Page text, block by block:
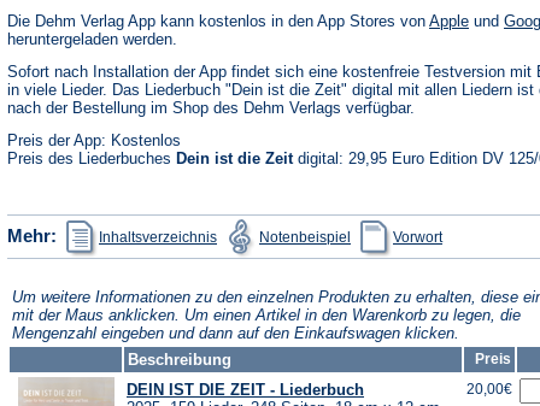
Die Dehm Verlag App kann kostenlos in den App Stores von Apple(Öffnet
neuen
Tab)
und
heruntergeladen werden.
Sofort nach Installation der App findet sich eine kostenfreie Testversion mit
in viele Lieder. Das Liederbuch "Dein ist die Zeit" digital mit allen Liedern ist
nach der Bestellung im Shop des Dehm Verlags verfügbar.
Preis der App: Kostenlos
Preis des Liederbuches Dein ist die Zeitdigital: 29,95 Euro Edition DV
Mehr: Inhaltsverzeichnis
(Öffnet
in
einem
Tab)
Notenbeispiel
(Öffnet
in
einem
Tab)
Vorwortin
einem
Tab)
Um weitere Informationen zu den einzelnen Produkten zu erhalten, diese
mit der Maus anklicken. Um einen Artikel in den Warenkorb zu legen, die
Mengenzahl eingeben und dann auf den Einkaufswagen klicken.
Beschreibung
Preis
DEIN IST DIE ZEIT - Liederbuch
20,00€